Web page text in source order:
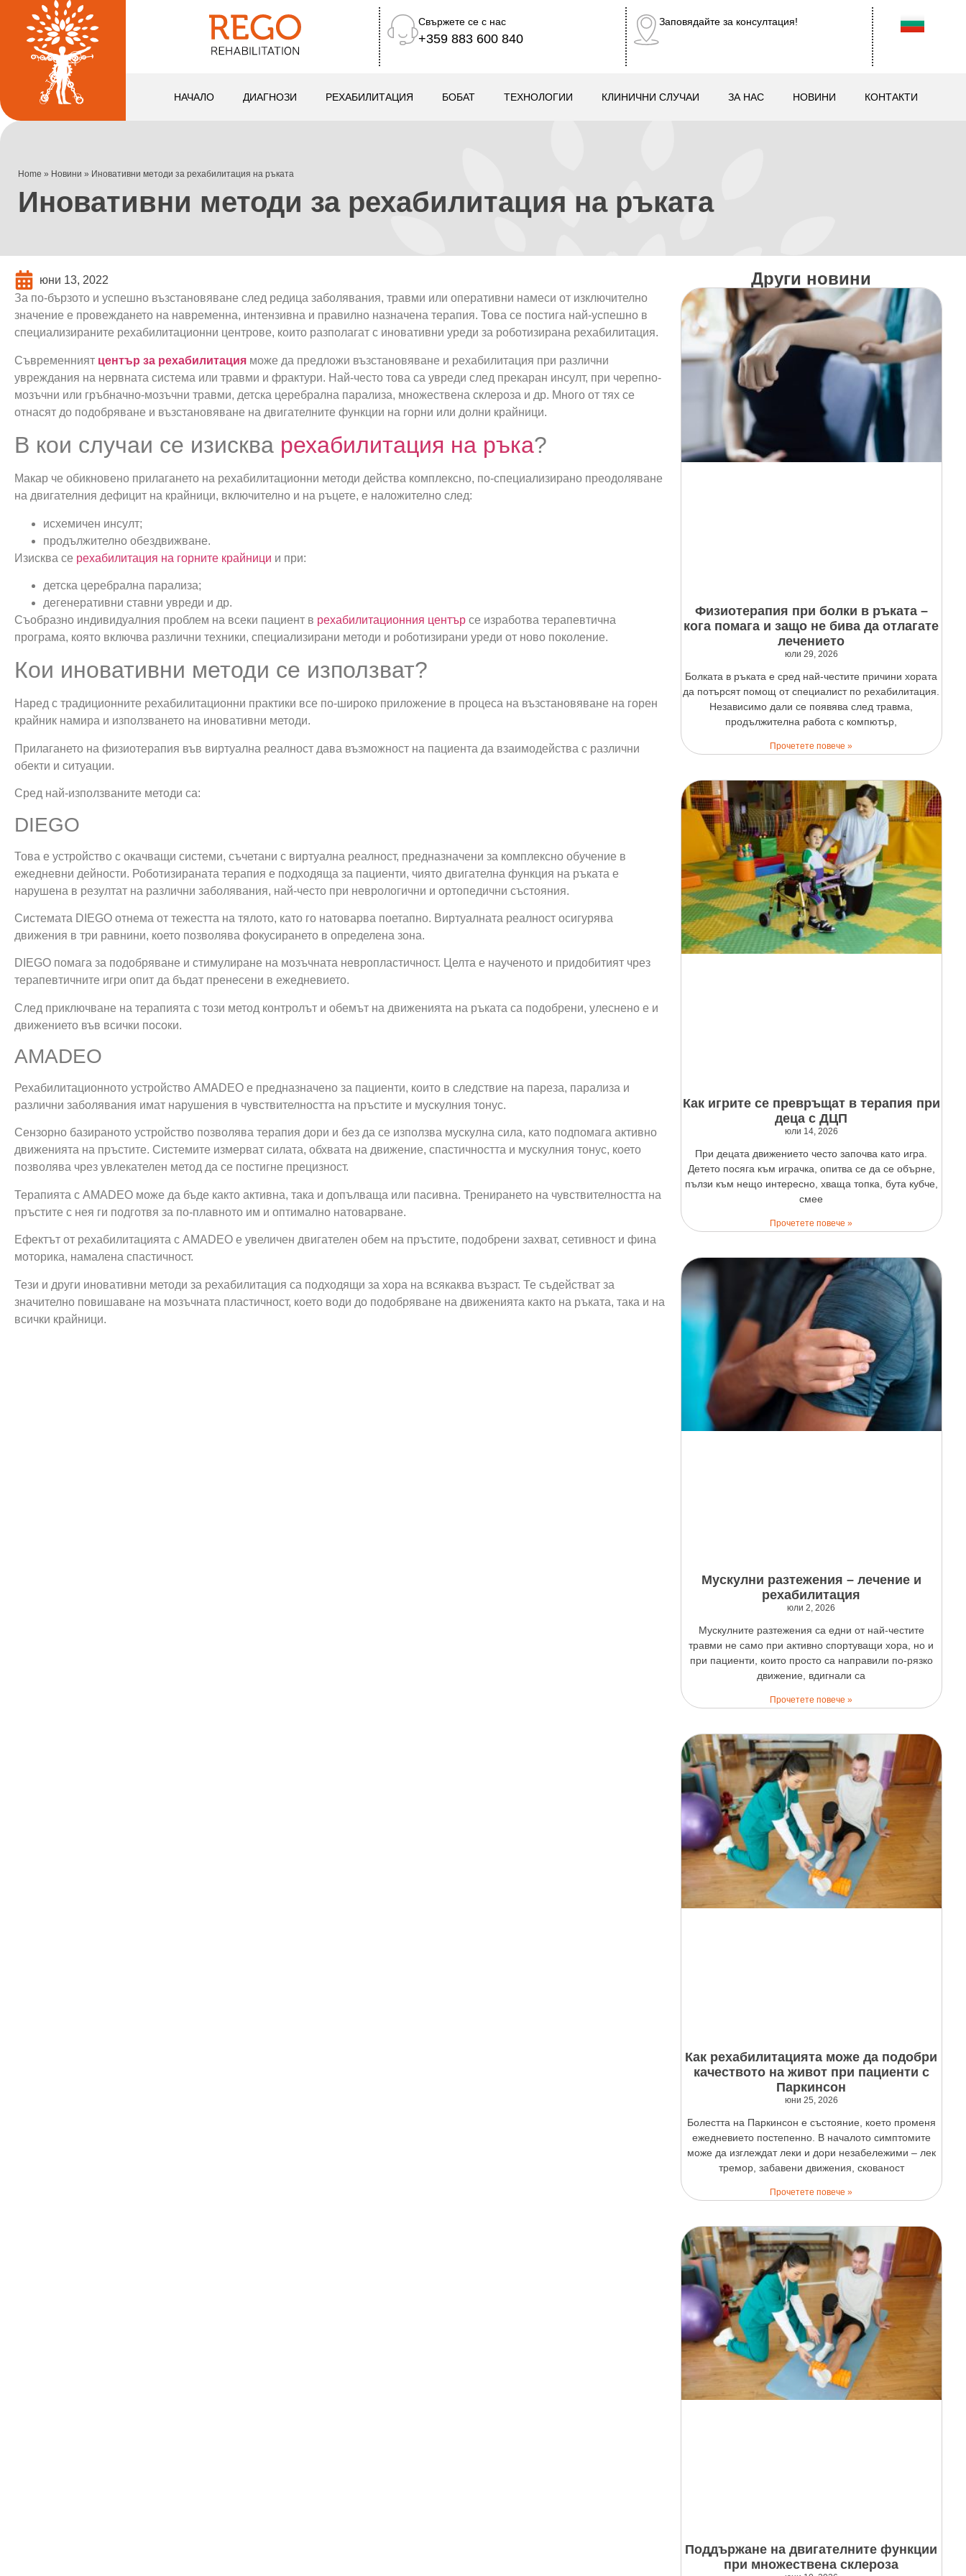
Свържете се с нас
+359 883 600 840
Заповядайте за консултация!
НАЧАЛО ДИАГНОЗИ РЕХАБИЛИТАЦИЯ БОБАТ ТЕХНОЛОГИИ КЛИНИЧНИ СЛУЧАИ ЗА НАС НОВИНИ КОНТАКТИ
Home » Новини » Иновативни методи за рехабилитация на ръката
Иновативни методи за рехабилитация на ръката
юни 13, 2022
За по-бързото и успешно възстановяване след редица заболявания, травми или оперативни намеси от изключително
значение е провеждането на навременна, интензивна и правилно назначена терапия. Това се постига най-успешно в
специализираните рехабилитационни центрове, които разполагат с иновативни уреди за роботизирана рехабилитация.
Съвременният център за рехабилитация може да предложи възстановяване и рехабилитация при различни
увреждания на нервната система или травми и фрактури. Най-често това са увреди след прекаран инсулт, при черепно-
мозъчни или гръбначно-мозъчни травми, детска церебрална парализа, множествена склероза и др. Много от тях се
отнасят до подобряване и възстановяване на двигателните функции на горни или долни крайници.
В кои случаи се изисква рехабилитация на ръка?
Макар че обикновено прилагането на рехабилитационни методи действа комплексно, по-специализирано преодоляване
на двигателния дефицит на крайници, включително и на ръцете, е наложително след:
исхемичен инсулт;
продължително обездвижване.
Изисква се рехабилитация на горните крайници и при:
детска церебрална парализа;
дегенеративни ставни увреди и др.
Съобразно индивидуалния проблем на всеки пациент в рехабилитационния център се изработва терапевтична
програма, която включва различни техники, специализирани методи и роботизирани уреди от ново поколение.
Кои иновативни методи се използват?
Наред с традиционните рехабилитационни практики все по-широко приложение в процеса на възстановяване на горен
крайник намира и използването на иновативни методи.
Прилагането на физиотерапия във виртуална реалност дава възможност на пациента да взаимодейства с различни
обекти и ситуации.
Сред най-използваните методи са:
DIEGO
Това е устройство с окачващи системи, съчетани с виртуална реалност, предназначени за комплексно обучение в
ежедневни дейности. Роботизираната терапия е подходяща за пациенти, чиято двигателна функция на ръката е
нарушена в резултат на различни заболявания, най-често при неврологични и ортопедични състояния.
Системата DIEGO отнема от тежестта на тялото, като го натоварва поетапно. Виртуалната реалност осигурява
движения в три равнини, което позволява фокусирането в определена зона.
DIEGO помага за подобряване и стимулиране на мозъчната невропластичност. Целта е наученото и придобитият чрез
терапевтичните игри опит да бъдат пренесени в ежедневието.
След приключване на терапията с този метод контролът и обемът на движенията на ръката са подобрени, улеснено е и
движението във всички посоки.
AMADEO
Рехабилитационното устройство AMADEO е предназначено за пациенти, които в следствие на пареза, парализа и
различни заболявания имат нарушения в чувствителността на пръстите и мускулния тонус.
Сензорно базираното устройство позволява терапия дори и без да се използва мускулна сила, като подпомага активно
движенията на пръстите. Системите измерват силата, обхвата на движение, спастичността и мускулния тонус, което
позволява чрез увлекателен метод да се постигне прецизност.
Терапията с AMADEO може да бъде както активна, така и допълваща или пасивна. Тренирането на чувствителността на
пръстите с нея ги подготвя за по-плавното им и оптимално натоварване.
Ефектът от рехабилитацията с AMADEO е увеличен двигателен обем на пръстите, подобрени захват, сетивност и фина
моторика, намалена спастичност.
Тези и други иновативни методи за рехабилитация са подходящи за хора на всякаква възраст. Те съдействат за
значително повишаване на мозъчната пластичност, което води до подобряване на движенията както на ръката, така и на
всички крайници.
Други новини
Физиотерапия при болки в ръката –
кога помага и защо не бива да отлагате
лечението
юли 29, 2026
Болката в ръката е сред най-честите причини хората
да потърсят помощ от специалист по рехабилитация.
Независимо дали се появява след травма,
продължителна работа с компютър,
Прочетете повече »
Как игрите се превръщат в терапия при
деца с ДЦП
юли 14, 2026
При децата движението често започва като игра.
Детето посяга към играчка, опитва се да се обърне,
пълзи към нещо интересно, хваща топка, бута кубче,
смее
Прочетете повече »
Мускулни разтежения – лечение и
рехабилитация
юли 2, 2026
Мускулните разтежения са едни от най-честите
травми не само при активно спортуващи хора, но и
при пациенти, които просто са направили по-рязко
движение, вдигнали са
Прочетете повече »
Как рехабилитацията може да подобри
качеството на живот при пациенти с
Паркинсон
юни 25, 2026
Болестта на Паркинсон е състояние, което променя
ежедневието постепенно. В началото симптомите
може да изглеждат леки и дори незабележими – лек
тремор, забавени движения, скованост
Прочетете повече »
Поддържане на двигателните функции
при множествена склероза